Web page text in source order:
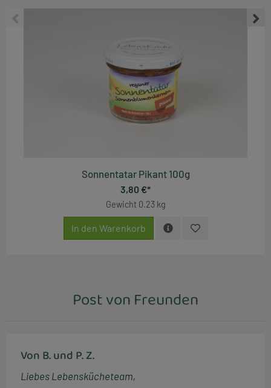
Sonnentatar Pikant 100g
3,80 €*
Gewicht 0.23 kg
In den Warenkorb
Post von Freunden
Von B. und P. Z.
Liebes Lebenskücheteam,